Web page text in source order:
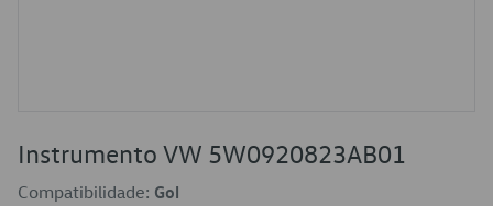
Instrumento VW 5W0920823AB01
Compatibilidade: Gol